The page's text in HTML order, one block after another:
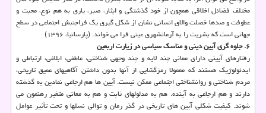
مختلف فضائل اخلاقی همچون از خود گذشتگی و ایثار، صبر، یاری به هم نوع، محبت و
عطوفت و صدها خصلت والای انسانی نشان از شكل­ گیری یك فراجنبش اجتماعی در سطح
جهانی است كه بشریت را به آرمانشهری عینی فرا می­ خواند. (پارسانیا، ۱۳۹۶)
۶. جلوه گری آیین دینی و مناسك سیاسی در زیارت اربعین
رفتارهای آیینی دارای معانی چند لایه و چند وجهی شناختی، عاطفی، ابلاغی، ارتباطی و
ایدئولوژیك هستند كه معمولا رمزگشایی از آنها بدون داشتن آگاهیهای عمیق تاریخی،
مردم شناختی و روانشناختی اجتماعی ممكن نیست. آیین ها هم ارجاعی نمادین به گذشته
دارند و هم ارجاعی به آینده. هم به مدلولهای ثابت و هم به معانی متغیر رهنمون می
شوند. كیفیت شكلی آیین های تاریخی در گذر رمان و توالی نسلها و تحت تأثیر عوامل